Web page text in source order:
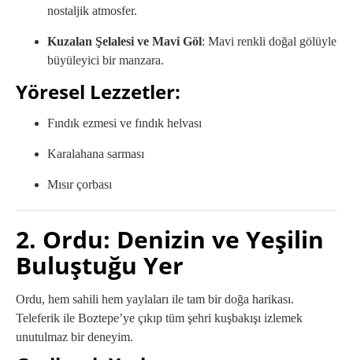
nostaljik atmosfer.
Kuzalan Şelalesi ve Mavi Göl: Mavi renkli doğal gölüyle
büyüleyici bir manzara.
Yöresel Lezzetler:
Fındık ezmesi ve fındık helvası
Karalahana sarması
Mısır çorbası
2. Ordu: Denizin ve Yeşilin
Buluştuğu Yer
Ordu, hem sahili hem yaylaları ile tam bir doğa harikası.
Teleferik ile Boztepe’ye çıkıp tüm şehri kuşbakışı izlemek
unutulmaz bir deneyim.